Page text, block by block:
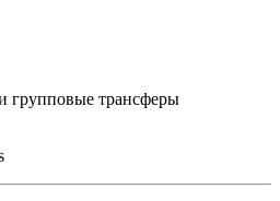
групповые трансферы